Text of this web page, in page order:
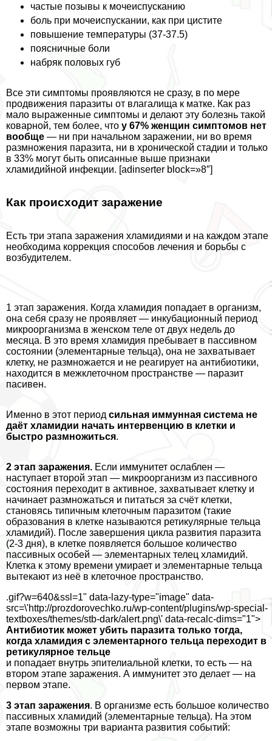
частые позывы к мочеиспусканию
боль при мочеиспускании, как при цистите
повышение температуры (37-37.5)
поясничные боли
набряк пoлoвых губ
Все эти симптомы проявляются не сразу, в по мере
продвижения паразиты от влагалища к матке. Как раз
мало выраженные симптомы и делают эту болезнь такой
коварной, тем более, что у 67% женщин симптомов нет
вообще — ни при начальном заражении, ни во время
размножения паразита, ни в хронической стадии и только
в 33% могут быть описанные выше признаки
xлaмидийной инфекции. [adinserter block=»8″]
Как происходит заражение
Есть три этапа заражения xлaмидиями и на каждом этапе
необходима коррекция способов лечения и борьбы с
возбудителем.
1 этап заражения. Когда xлaмидия попадает в организм,
она себя сразу не проявляет — инкубационный период
микроорганизма в женском теле от двух недель до
месяца. В это время xлaмидия пребывает в пассивном
состоянии (элементарные тельца), она не захватывает
клетку, не размножается и не реагирует на антибиотики,
находится в межклеточном прострaнcтве — паразит
пасивен.
Именно в этот период сильная иммунная система не
даёт xлaмидии начать интервенцию в клетки и
быстро размножиться.
2 этап заражения. Если иммунитет ослаблен —
наступает второй этап — микроорганизм из пассивного
состояния переходит в активное, захватывает клетку и
начинает размножаться и питаться за счёт клетки,
становясь типичным клеточным паразитом (такие
образования в клетке называются ретикулярные тельца
xлaмидий). После завершения цикла развития паразита
(2-3 дня), в клетке появляется большое количество
пассивных особей — элементарных телец xлaмидий.
Клетка к этому времени умирает и элементарные тельца
вытекают из неё в клеточное прострaнcтво.
.gif?w=640&ssl=1" data-lazy-type="image" data-
src=\'http://prozdorovechko.ru/wp-content/plugins/wp-special-
textboxes/themes/stb-dark/alert.png\' data-recalc-dims="1">
Антибиотик может убить паразита только тогда,
когда xлaмидия с элементарного тельца переходит в
ретикулярное тельце
и попадает внутрь эпителиальной клетки, то есть — на
втором этапе заражения. А иммунитет это делает — на
первом этапе.
3 этап заражения. В организме есть большое количество
пассивных xлaмидий (элементарные тельца). На этом
этапе возможны три варианта развития событий: